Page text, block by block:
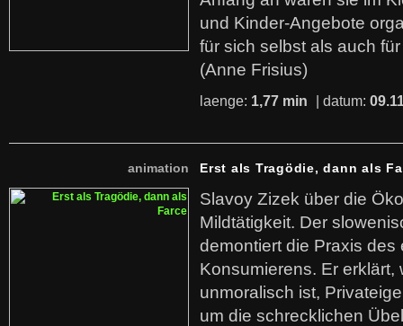
und Kinder-Angebote
für sich selbst als auch
(Anne Frisius)
laenge: 1,77 min | datum:
animation Erst als Tragödie, dann als
Slavoy Zizek über die
Mildtätigkeit. Der
demontiert die Praxis des
Konsumierens. Er erklärt,
unmoralisch ist,
um die schrecklichen